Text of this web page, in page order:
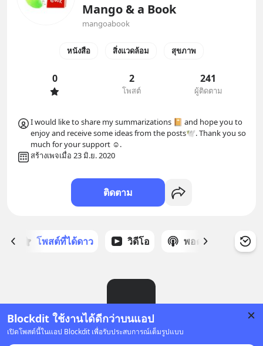
Blockdit ใช้งานได้ดีกว่าบนแอป
เปิดโพสต์นี้ในแอป Blockdit เพื่อรับประสบการณ์เต็มรูปแบบ
Mango & a Book
mangoabook
หนังสือ สิ่งแวดล้อม สุขภาพ
0 2
โพสต์
241
ผู้ติดตาม
I would like to share my summarizations 📔 and hope you to
enjoy and receive some ideas from the posts🕊. Thank you so
much for your support ☺️.
สร้างเพจเมื่อ 23 มิ.ย. 2020
ติดตาม
โพสต์ที่ได้ดาว วิดีโอ พอดแคสต์